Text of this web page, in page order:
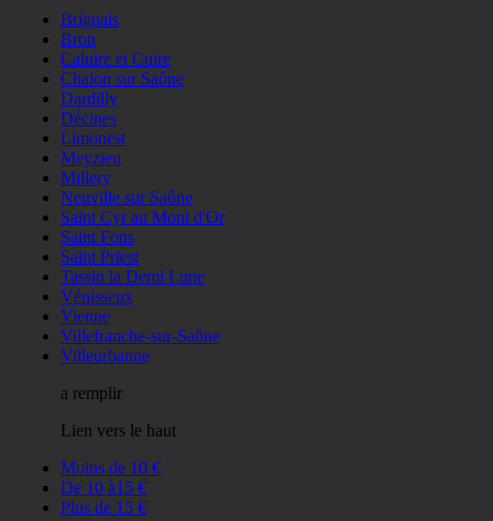
Brignais
Bron
Caluire et Cuire
Chalon sur Saône
Dardilly
Décines
Limonest
Meyzieu
Millery
Neuville sur Saône
Saint Cyr au Mont d'Or
Saint Fons
Saint Priest
Tassin la Demi Lune
Vénisseux
Vienne
Villefranche-sur-Saône
Villeurbanne
a remplir
Lien vers le haut
Moins de 10 €
De 10 à15 €
Plus de 15 €